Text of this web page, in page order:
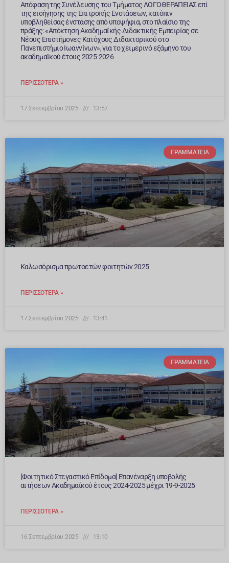
Απόφαση της Συνέλευσης του Τμήματος ΛΟΓΟΘΕΡΑΠΕΙΑΣ επί
της εισήγησης της Επιτροπής Ενστάσεων, κατόπιν
υποβληθείσας ένστασης από υποψήφια, στο πλαίσιο της
πράξης: «Απόκτηση Ακαδημαϊκής Διδακτικής Εμπειρίας σε
Νέους Επιστήμονες Κατόχους Διδακτορικού στο
Πανεπιστήμιο Ιωαννίνων», για το χειμερινό εξάμηνο του
ακαδημαϊκού έτους 2025-2026
ΠΕΡΙΣΣΌΤΕΡΑ »
17 Σεπτεμβρίου 2025 13:57
ΓΡΑΜΜΑΤΕΊΑ
Καλωσόρισμα πρωτοετών φοιτητών 2025
ΠΕΡΙΣΣΌΤΕΡΑ »
17 Σεπτεμβρίου 2025 13:41
ΓΡΑΜΜΑΤΕΊΑ
[Φοιτητικό Στεγαστικό Επίδομα] Επανέναρξη υποβολής
αιτήσεων Aκαδημαϊκού έτους 2024-2025 μέχρι 19-9-2025
ΠΕΡΙΣΣΌΤΕΡΑ »
16 Σεπτεμβρίου 2025 13:10